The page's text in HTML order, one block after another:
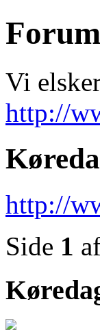
Vi
http://
http://
Side 1